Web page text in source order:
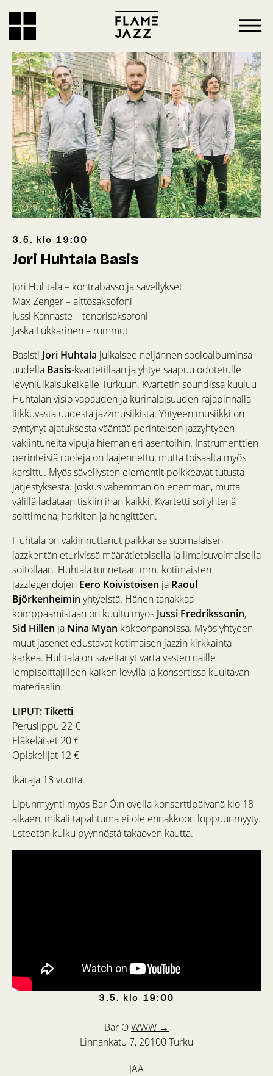
3.5. klo 19:00
Bar ÖWWW →
Linnankatu 7, 20100 Turku
JAA
3.5. klo 19:00
Jori Huhtala Basis
Jori Huhtala – kontrabasso ja sävellykset
Max Zenger – alttosaksofoni
Jussi Kannaste – tenorisaksofoni
Jaska Lukkarinen – rummut
Basisti Jori Huhtala julkaisee neljännen sooloalbuminsa
uudella Basis-kvartetillaan ja yhtye saapuu odotetulle
levynjulkaisukeikalle Turkuun. Kvartetin soundissa kuuluu
Huhtalan visio vapauden ja kurinalaisuuden rajapinnalla
liikkuvasta uudesta jazzmusiikista. Yhtyeen musiikki on
syntynyt ajatuksesta vääntää perinteisen jazzyhtyeen
vakiintuneita vipuja hieman eri asentoihin. Instrumenttien
perinteisiä rooleja on laajennettu, mutta toisaalta myös
karsittu. Myös sävellysten elementit poikkeavat tutusta
järjestyksestä. Joskus vähemmän on enemmän, mutta
välillä ladataan tiskiin ihan kaikki. Kvartetti soi yhtenä
soittimena, harkiten ja hengittäen.
Huhtala on vakiinnuttanut paikkansa suomalaisen
jazzkentän eturivissä määrätietoisella ja ilmaisuvoimaisella
soitollaan. Huhtala tunnetaan mm. kotimaisten
jazzlegendojen Eero Koivistoisen ja Raoul
Björkenheimin yhtyeistä. Hänen tanakkaa
komppaamistaan on kuultu myös Jussi Fredrikssonin,
Sid Hillen ja Nina Myan kokoonpanoissa. Myös yhtyeen
muut jäsenet edustavat kotimaisen jazzin kirkkainta
kärkeä. Huhtala on säveltänyt varta vasten näille
lempisoittajilleen kaiken levyllä ja konsertissa kuultavan
materiaalin.
LIPUT:Tiketti
Peruslippu 22 €
Eläkeläiset 20 €
Opiskelijat 12 €
Ikäraja 18 vuotta.
Lipunmyynti myös Bar Ö:n ovella konserttipäivänä klo 18
alkaen, mikäli tapahtuma ei ole ennakkoon loppuunmyyty.
Esteetön kulku pyynnöstä takaoven kautta.